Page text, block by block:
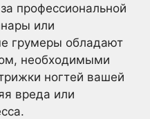
профессиональной
или
грумеры обладают
необходимыми
ногтей вашей
вреда или